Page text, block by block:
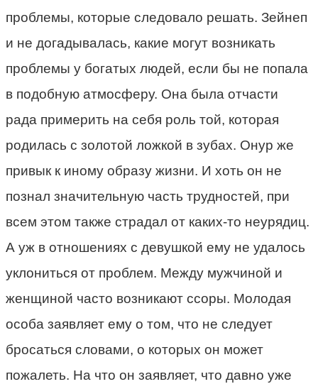
проблемы, которые следовало решать. Зейнеп
и не догадывалась, какие могут возникать
проблемы у богатых людей, если бы не попала
в подобную атмосферу. Она была отчасти
рада примерить на себя роль той, которая
родилась с золотой ложкой в зубах. Онур же
привык к иному образу жизни. И хоть он не
познал значительную часть трудностей, при
всем этом также страдал от каких-то неурядиц.
А уж в отношениях с девушкой ему не удалось
уклониться от проблем. Между мужчиной и
женщиной часто возникают ссоры. Молодая
особа заявляет ему о том, что не следует
бросаться словами, о которых он может
пожалеть. На что он заявляет, что давно уже